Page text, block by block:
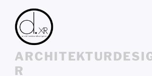
Inhalt
springen
R